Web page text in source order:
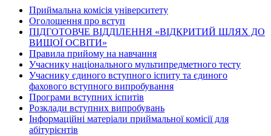
Приймальна комісія університету
Оголошення про вступ
ПІДГОТОВЧЕ ВІДДІЛЕННЯ «ВІДКРИТИЙ ШЛЯХ ДО
ВИЩОЇ ОСВІТИ»
Правила прийому на навчання
Учаснику національного мультипредметного тесту
Учаснику єдиного вступного іспиту та єдиного
фахового вступного випробування
Програми вступних іспитів
Розклади вступних випробувань
Інформаційні матеріали приймальної комісії для
абітурієнтів